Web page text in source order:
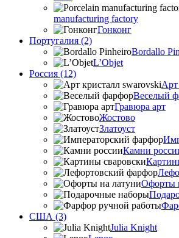
manufacturing factory
Гонконг
Португалия (2)
Bordallo
L’Objet
Россия (12)
Арт
Веселый
Гравюра арт
Жостово
Златоуст
Камни
Офорты
США (3)
Julia Knight